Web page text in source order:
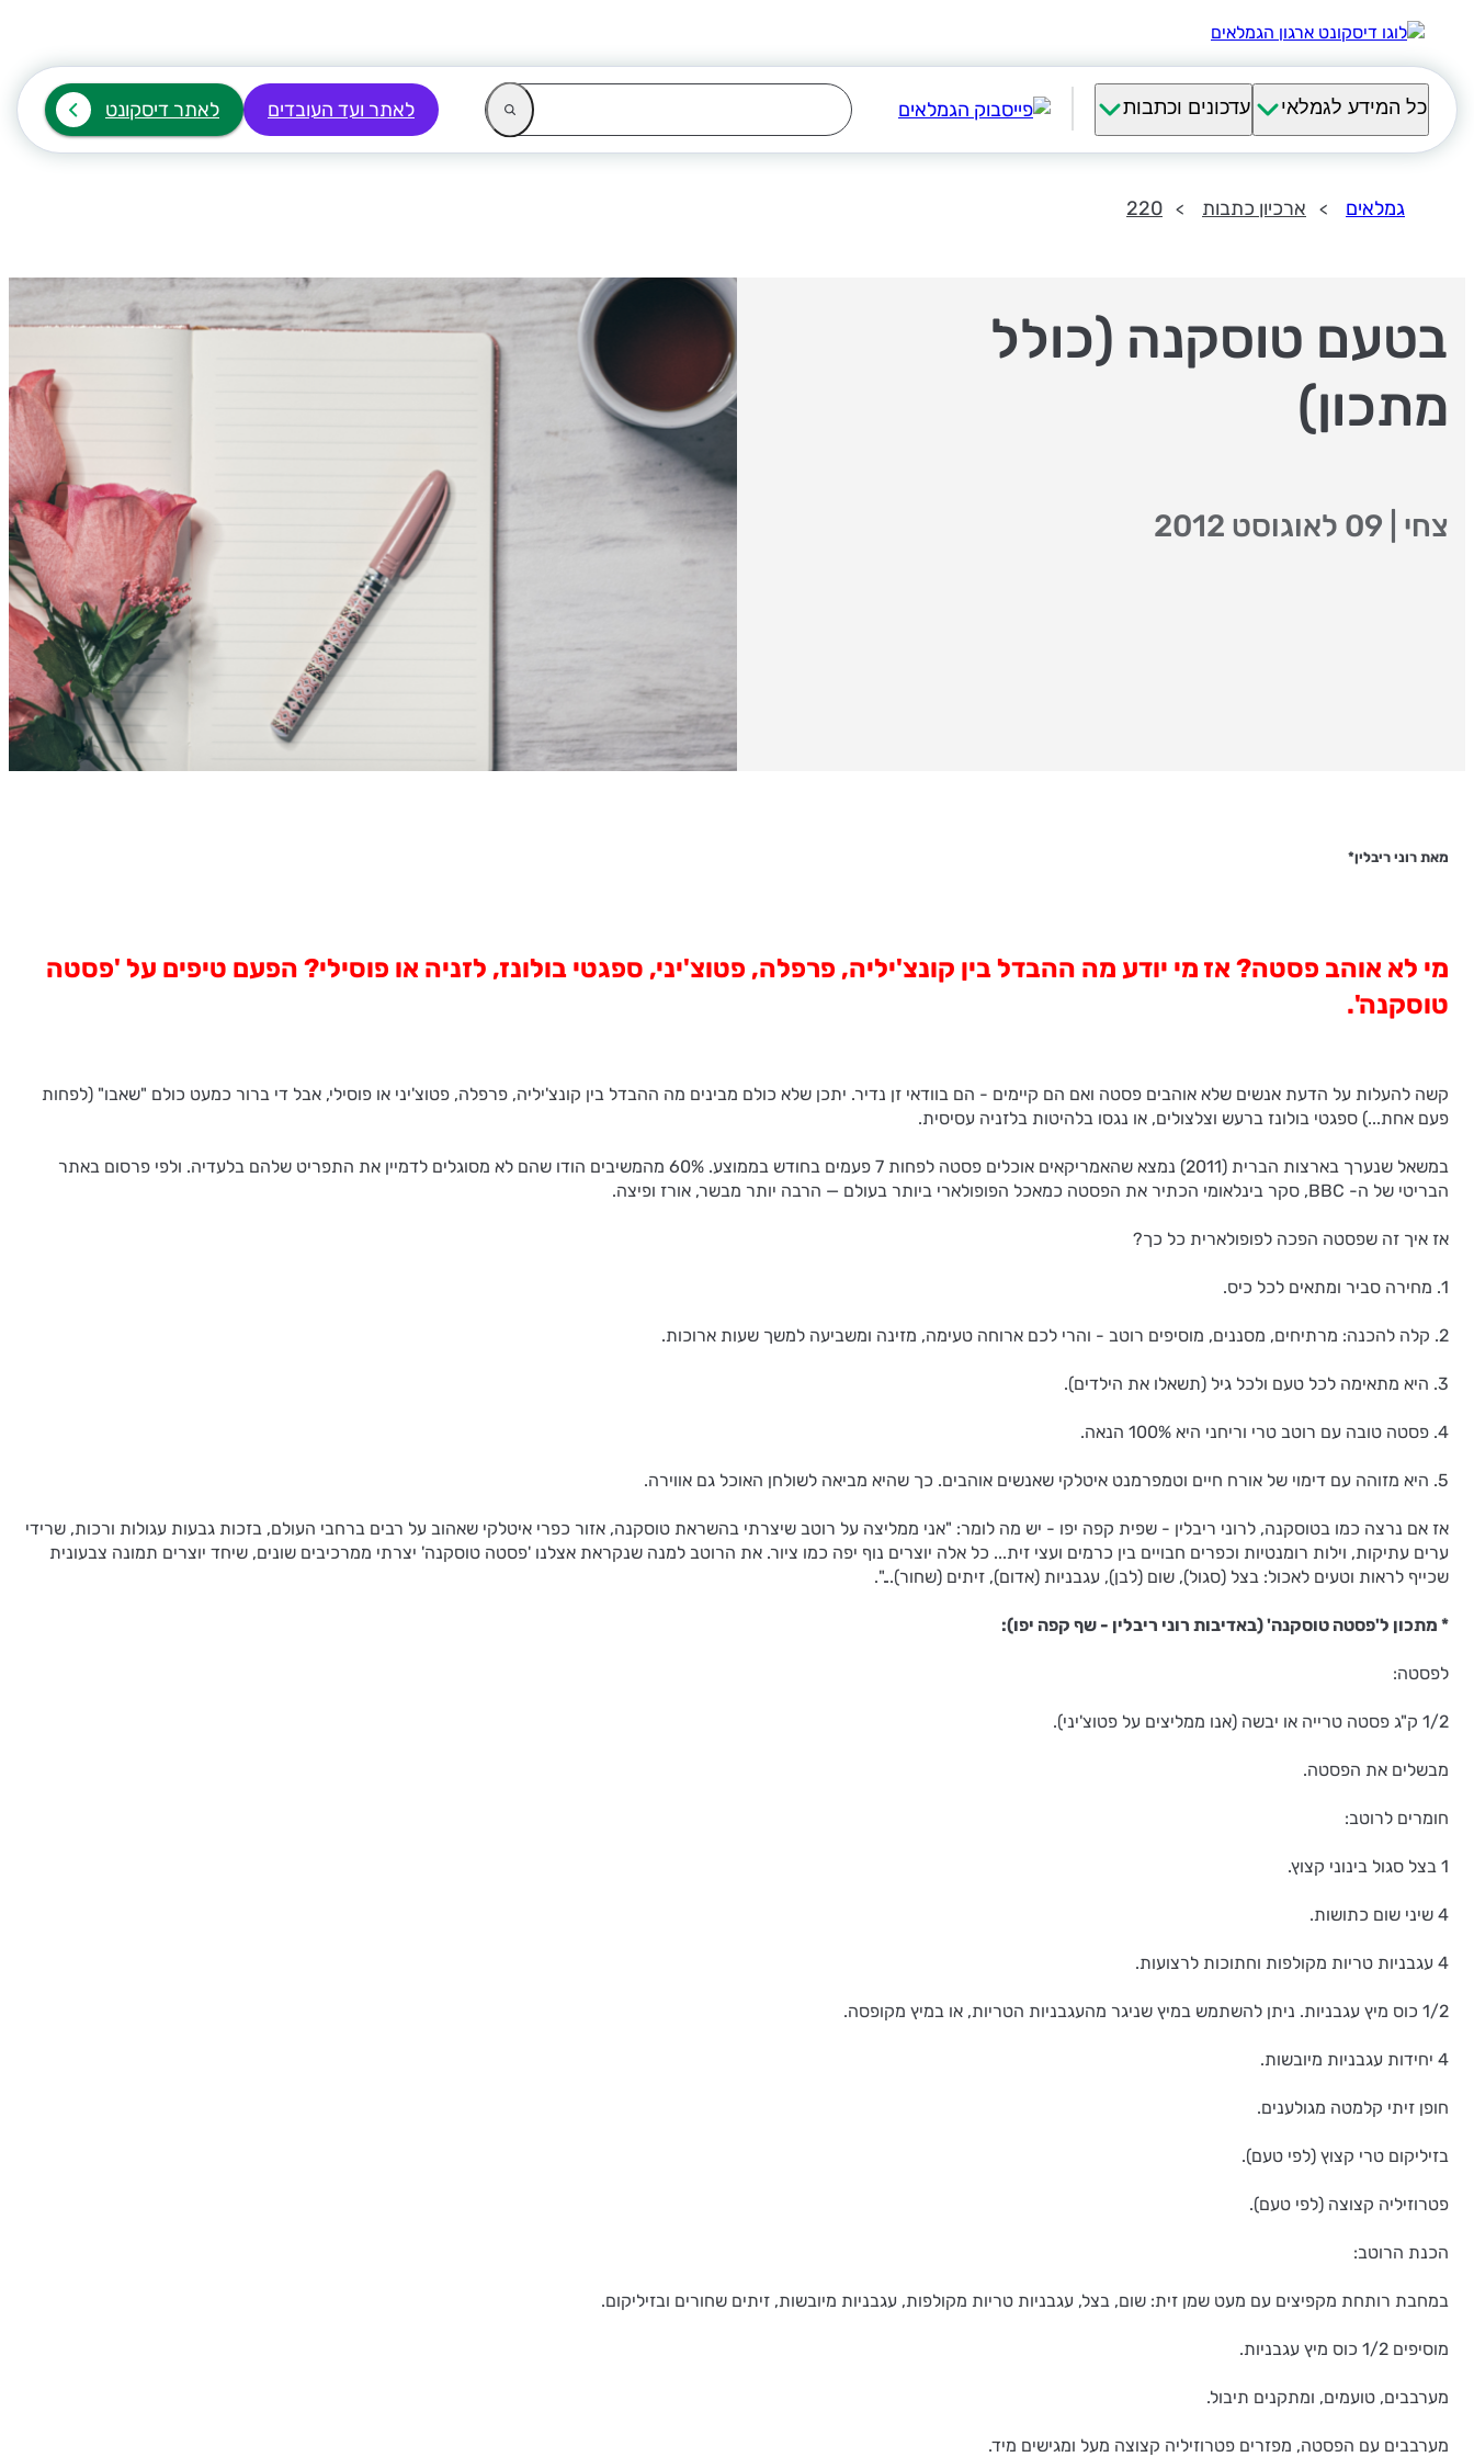
כל המידע לגמלאי עדכונים וכתבות לאתר ועד העובדים לאתר דיסקונט
גמלאים ארכיון כתבות 220
בטעם טוסקנה (כולל
מתכון)
צחי
מאת רוני ריבלין*
מי לא אוהב פסטה? אז מי יודע מה ההבדל בין קונצ'יליה, פרפלה, פטוצ'יני, ספגטי בולונז, לזניה או פוסילי? הפעם טיפים על 'פסטה
טוסקנה'.
קשה להעלות על הדעת אנשים שלא אוהבים פסטה ואם הם קיימים - הם בוודאי זן נדיר. יתכן שלא כולם מבינים מה ההבדל בין קונצ'יליה, פרפלה, פטוצ'יני או פוסילי, אבל די ברור כמעט כולם "שאבו" (לפחות
פעם אחת...) ספגטי בולונז ברעש וצלצולים, או נגסו בלהיטות בלזניה עסיסית.
במשאל שנערך בארצות הברית (2011) נמצא שהאמריקאים אוכלים פסטה לפחות 7 פעמים בחודש בממוצע. 60% מהמשיבים הודו שהם לא מסוגלים לדמיין את התפריט שלהם בלעדיה. ולפי פרסום באתר
הבריטי של ה- BBC, סקר בינלאומי הכתיר את הפסטה כמאכל הפופולארי ביותר בעולם — הרבה יותר מבשר, אורז ופיצה.
אז איך זה שפסטה הפכה לפופולארית כל כך?
1. מחירה סביר ומתאים לכל כיס.
2. קלה להכנה: מרתיחים, מסננים, מוסיפים רוטב - והרי לכם ארוחה טעימה, מזינה ומשביעה למשך שעות ארוכות.
3. היא מתאימה לכל טעם ולכל גיל (תשאלו את הילדים).
4. פסטה טובה עם רוטב טרי וריחני היא 100% הנאה.
5. היא מזוהה עם דימוי של אורח חיים וטמפרמנט איטלקי שאנשים אוהבים. כך שהיא מביאה לשולחן האוכל גם אווירה.
אז אם נרצה כמו בטוסקנה, לרוני ריבלין - שפית קפה יפו - יש מה לומר: "אני ממליצה על רוטב שיצרתי בהשראת טוסקנה, אזור כפרי איטלקי שאהוב על רבים ברחבי העולם, בזכות גבעות עגולות ורכות, שרידי
ערים עתיקות, וילות רומנטיות וכפרים חבויים בין כרמים ועצי זית... כל אלה יוצרים נוף יפה כמו ציור. את הרוטב למנה שנקראת אצלנו 'פסטה טוסקנה' יצרתי ממרכיבים שונים, שיחד יוצרים תמונה צבעונית
שכייף לראות וטעים לאכול: בצל (סגול), שום (לבן), עגבניות (אדום), זיתים (שחור)...".
* מתכון ל'פסטה טוסקנה' (באדיבות רוני ריבלין - שף קפה יפו):
לפסטה:
1/2 ק"ג פסטה טרייה או יבשה (אנו ממליצים על פטוצ'יני).
מבשלים את הפסטה.
חומרים לרוטב:
1 בצל סגול בינוני קצוץ.
4 שיני שום כתושות.
4 עגבניות טריות מקולפות וחתוכות לרצועות.
1/2 כוס מיץ עגבניות. ניתן להשתמש במיץ שניגר מהעגבניות הטריות, או במיץ מקופסה.
4 יחידות עגבניות מיובשות.
חופן זיתי קלמטה מגולענים.
בזיליקום טרי קצוץ (לפי טעם).
פטרוזיליה קצוצה (לפי טעם).
הכנת הרוטב:
במחבת רותחת מקפיצים עם מעט שמן זית: שום, בצל, עגבניות טריות מקולפות, עגבניות מיובשות, זיתים שחורים ובזיליקום.
מוסיפים 1/2 כוס מיץ עגבניות.
מערבבים, טועמים, ומתקנים תיבול.
מערבבים עם הפסטה, מפזרים פטרוזיליה קצוצה מעל ומגישים מיד.